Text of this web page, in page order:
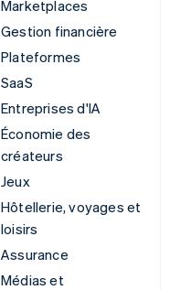
Marketplaces
Gestion financière
Plateformes
SaaS
Entreprises d'IA
Économie des
créateurs
Jeux
Hôtellerie, voyages et
loisirs
Assurance
Médias et